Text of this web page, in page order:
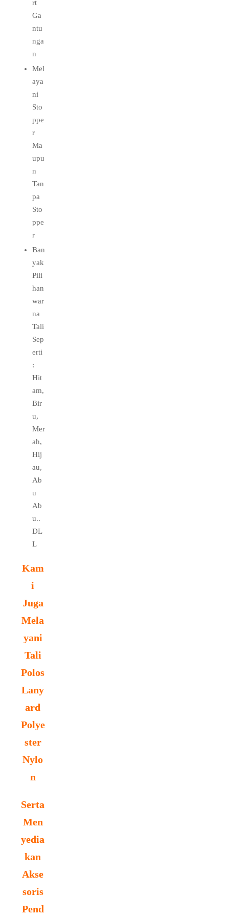
rt
Ga
ntu
nga
n
Mel
aya
ni
Sto
ppe
r
Ma
upu
n
Tan
pa
Sto
ppe
r
Ban
yak
Pili
han
war
na
Tali
Sep
erti
:
Hit
am,
Bir
u,
Mer
ah,
Hij
au,
Ab
u
Ab
u..
DL
L
Kam
i
Juga
Mela
yani
Tali
Polos
Lany
ard
Polye
ster
Nylo
n
Serta
Men
yedia
kan
Akse
soris
Pend